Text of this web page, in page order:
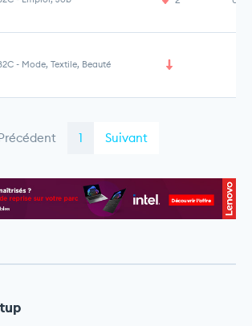
- Mode, Textile, Beauté
1 Suivant